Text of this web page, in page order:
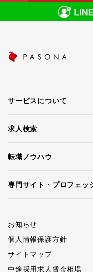
サービスについて
求人検索
転職ノウハウ
専門サイト・プロフェッ
お知らせ
個人情報保護方針
サイトマップ
中途採用求人賃金相場